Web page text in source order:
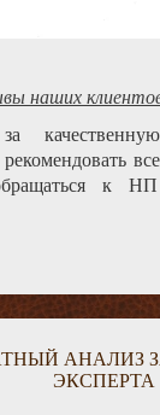
наших
к
АНАЛИЗ
ЭКСПЕРТА